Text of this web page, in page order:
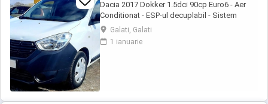
Dacia 2017 Dokker 1.5dci 90cp Euro6 - Aer
Conditionat - ESP-ul decuplabil - Sistem
Start&Stop - Centralizata 2 chei - Functie Eco-
Mode - Geamuri electrice - Oglinzile incalzite -
Radio MP3 original - Bluetooth pt. telefon -
Galati, Galati
1 ianuarie